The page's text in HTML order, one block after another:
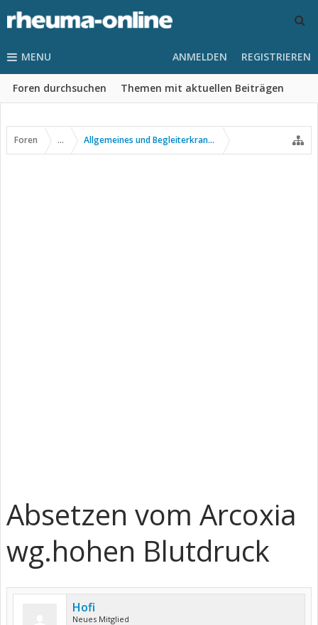
MENU
Foren durchsuchen Themen mit aktuellen Beiträgen
ANMELDEN REGISTRIEREN
Foren ... Allgemeines und Begleiterkrankungen
Absetzen vom Arcoxia
wg.hohen Blutdruck
Hofi
Neues Mitglied